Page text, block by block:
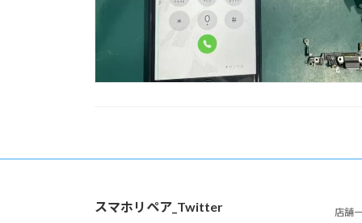
スマホリペア_Twitter 店舗